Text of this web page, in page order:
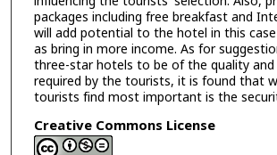
packages including free breakfast and
will add potential to the hotel in this
as bring in more income. As for
three-star hotels to be of the quality and
required by the tourists, it is found that
tourists find most important is the
Creative Commons License